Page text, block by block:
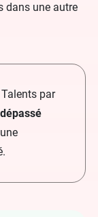
dans une autre
par
dépassé